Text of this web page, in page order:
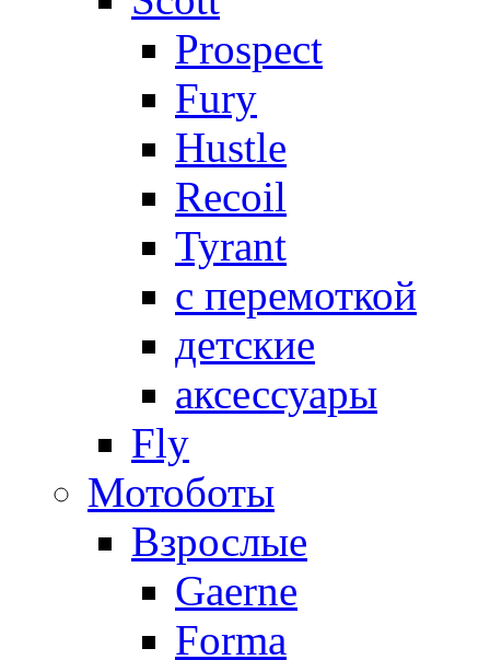
Prospect
Fury
Hustle
Recoil
Tyrant
с перемоткой
детские
аксессуары
Fly
Мотоботы
Взрослые
Gaerne
Forma